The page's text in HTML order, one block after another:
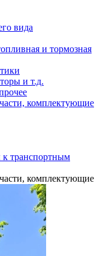
вида
и тормозная
и т.д.
комплектующие
к транспортным
комплектующие